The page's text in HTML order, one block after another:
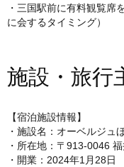
・三国駅前に有料観覧席
に会するタイミング）
施設・旅行
【宿泊施設情報】
・施設名：オーベルジュ
・所在地：〒913-0046
・開業：2024年1月28日